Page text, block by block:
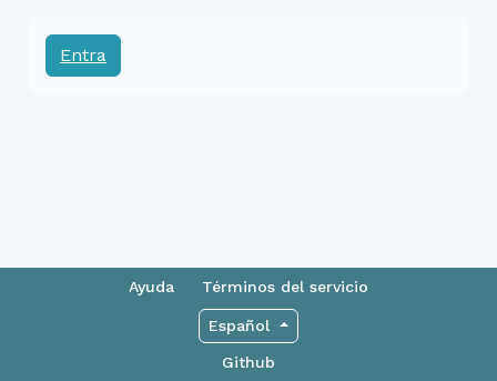
Entra
Ayuda Términos del servicio
Español
Github